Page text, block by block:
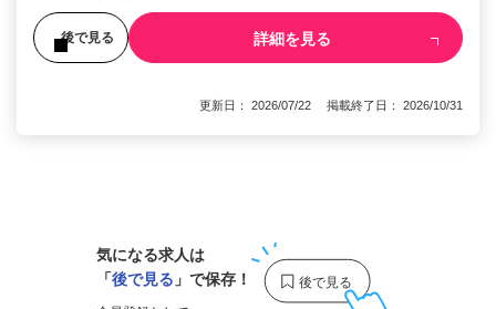
後で見る 詳細を見る
更新日： 2026/07/22 掲載終了日： 2026/10/31
気になる求人は
「後で見る 」で保存！